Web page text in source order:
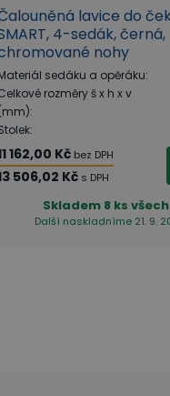
lavice do
4-sedák, černá,
nohy
sedáku a opěráku:
rozměry š x h x v
:
:
162,00 Kč bez DPH
506,02 Kč s DPH
Skladem 8 ks
Další naskladníme 21. 9.